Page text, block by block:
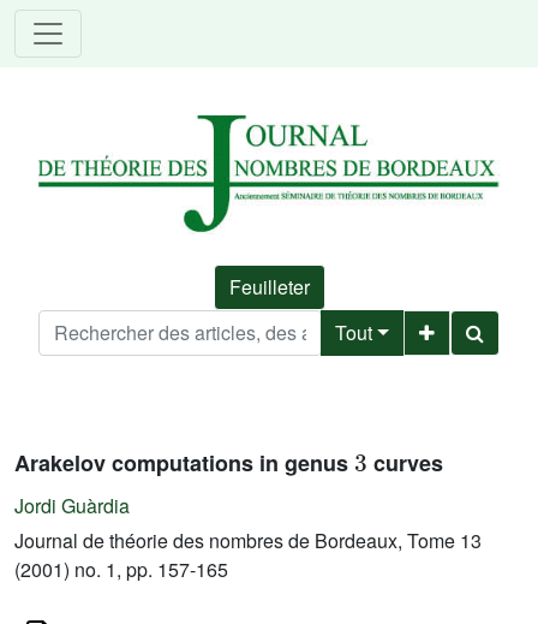
Feuilleter
Tout
Arakelov computations in genus curves
Jordi Guàrdia
Journal de théorie des nombres de Bordeaux, Tome 13
(2001) no. 1, pp. 157-165